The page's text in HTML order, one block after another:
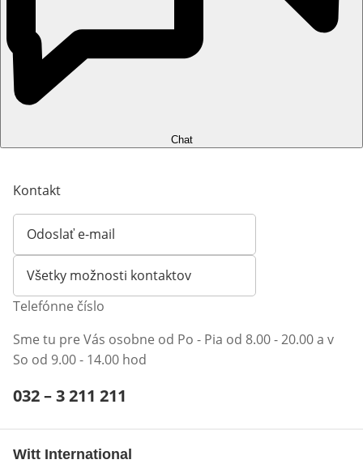
Chat
Kontakt
Odoslať e-mail
Otvorí e-mailového klienta
Všetky možnosti kontaktov
Telefónne číslo
Sme tu pre Vás osobne od Po - Pia od 8.00 - 20.00 a v
So od 9.00 - 14.00 hod
Telefónne číslo:
032 – 3 211 211
Witt International